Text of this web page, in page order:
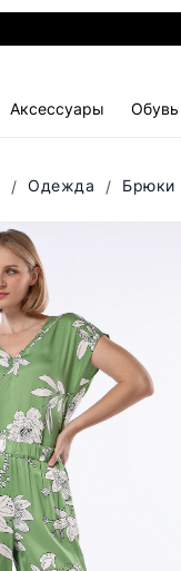
Аксессуары Обувь
Одежда Брюки